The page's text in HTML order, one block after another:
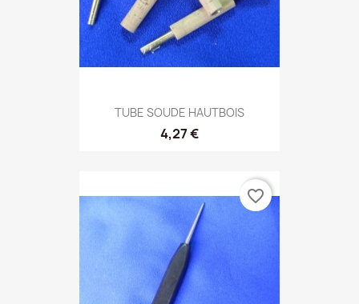
TUBE SOUDE HAUTBOIS
4,27 €
favorite_border